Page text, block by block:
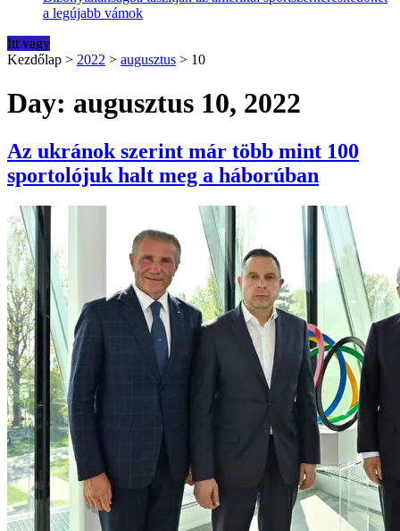
a legújabb vámok
Itt vagy
Kezdőlap > 2022 > augusztus > 10
Day: augusztus 10, 2022
Az ukránok szerint már több mint 100
sportolójuk halt meg a háborúban